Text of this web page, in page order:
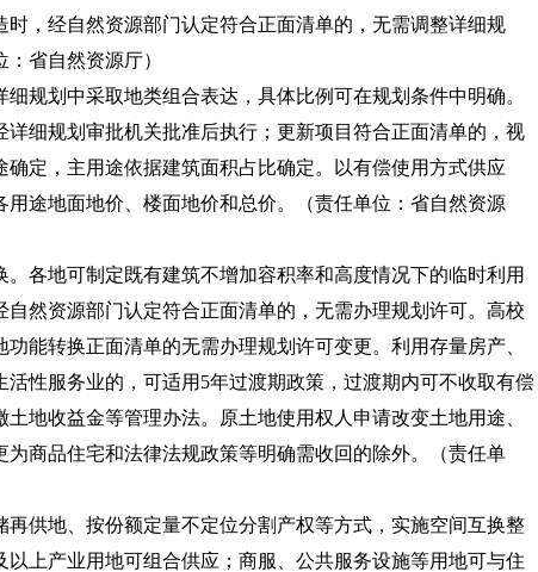
，经自然资源部门认定符合正面清单的，无需调整详细规
：省自然资源厅）
细规划中采取地类组合表达，具体比例可在规划条件中明确。
细规划审批机关批准后执行；更新项目符合正面清单的，视
定，主用途依据建筑面积占比确定。以有偿使用方式供应
途地面地价、楼面地价和总价。
（责任单位：省自然资源
各地可制定既有建筑不增加容积率和高度情况下的临时利用
然资源部门认定符合正面清单的，无需办理规划许可。高校
能转换正面清单的无需办理规划许可变更。利用存量房产、
性服务业的，可适用5年过渡期政策，过渡期内可不收取有偿
地收益金等管理办法。原土地使用权人申请改变土地用途、
商品住宅和法律法规政策等明确需收回的除外。
（责任单
再供地、按份额定量不定位分割产权等方式，实施空间互换整
上产业用地可组合供应；商服、公共服务设施等用地可与住